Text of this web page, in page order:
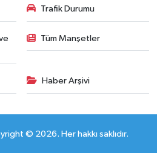
Trafik Durumu
Tüm Manşetler
Haber Arşivi
© 2026. Her hakkı saklıdır.